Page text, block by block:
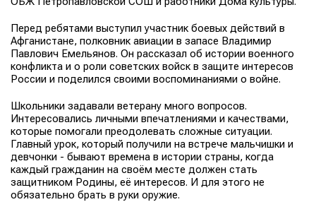
Перед ребятами выступил участник боевых действий в
Афганистане, полковник авиации в запасе Владимир
Павлович Емельянов. Он рассказал об истории военного
конфликта и о роли советских войск в защите интересов
России и поделился своими воспоминаниями о войне.
Школьники задавали ветерану много вопросов.
Интересовались личными впечатлениями и качествами,
которые помогали преодолевать сложные ситуации.
Главный урок, который получили на встрече мальчишки и
девчонки - бывают времена в истории страны, когда
каждый гражданин на своём месте должен стать
защитником Родины, её интересов. И для этого не
обязательно брать в руки оружие.